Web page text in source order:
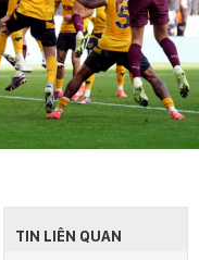
TIN LIÊN QUAN